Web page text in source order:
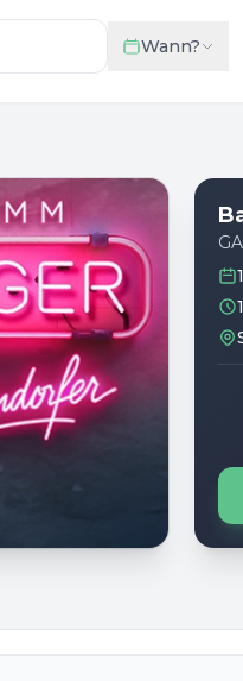
Wann?